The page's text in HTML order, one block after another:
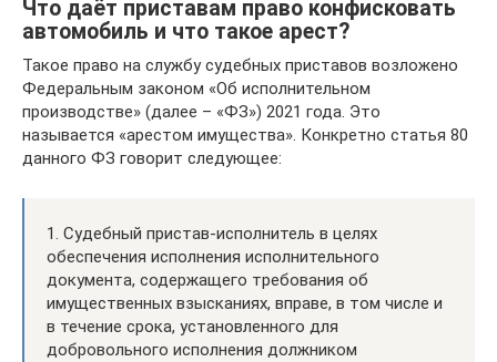
Что даёт приставам право конфисковать
автомобиль и что такое арест?
Такое право на службу судебных приставов возложено
Федеральным законом «Об исполнительном
производстве» (далее – «ФЗ») 2021 года. Это
называется «арестом имущества». Конкретно статья 80
данного ФЗ говорит следующее:
1. Судебный пристав-исполнитель в целях
обеспечения исполнения исполнительного
документа, содержащего требования об
имущественных взысканиях, вправе, в том числе и
в течение срока, установленного для
добровольного исполнения должником